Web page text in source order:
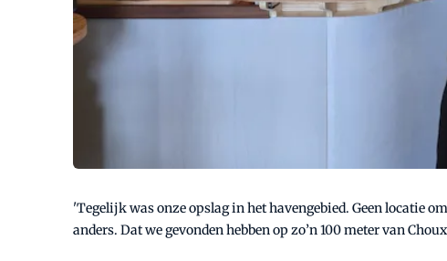
'Tegelijk was onze opslag in het havengebied. Geen locatie
anders. Dat we gevonden hebben op zo’n 100 meter van